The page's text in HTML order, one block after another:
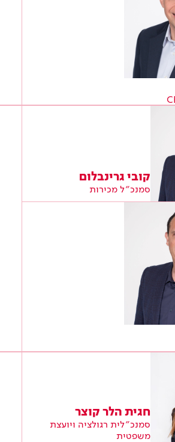
קובי גרינבלום
סמנכ״ל מכירות
חגית הלר קוצר
סמנכ״לית רגולציה ויועצת
משפטית